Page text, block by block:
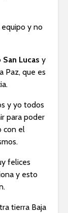
y no
Lucas y
Paz, que es
y yo todos
para poder
con el
felices
y esto
tierra Baja